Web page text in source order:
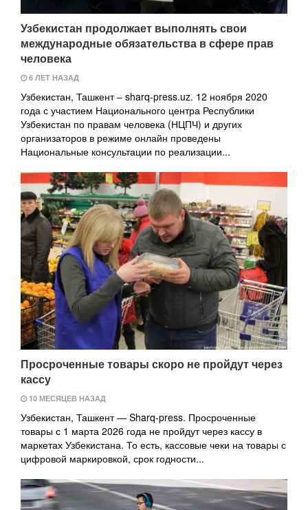
Узбекистан продолжает выполнять свои
международные обязательства в сфере прав
человека
6 ЛЕТ НАЗАД
Узбекистан, Ташкент – sharq-press.uz. 12 ноября 2020
года с участием Национального центра Республики
Узбекистан по правам человека (НЦПЧ) и других
организаторов в режиме онлайн проведены
Национальные консультации по реализации...
Просроченные товары скоро не пройдут через
кассу
10 МЕСЯЦЕВ НАЗАД
Узбекистан, Ташкент — Sharq-press. Просроченные
товары с 1 марта 2026 года не пройдут через кассу в
маркетах Узбекистана. То есть, кассовые чеки на товары с
цифровой маркировкой, срок годности...